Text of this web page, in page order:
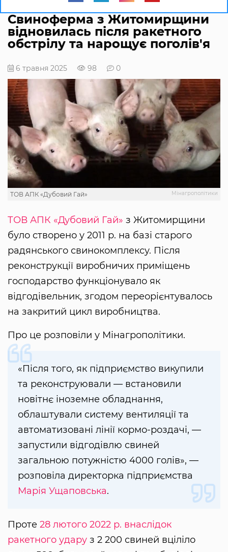
Свиноферма з Житомирщини
відновилась після ракетного
обстрілу та нарощує поголів'я
6 травня 2025 98 0
Мінагрополітики
ТОВ АПК «Дубовий Гай»
ТОВ АПК «Дубовий Гай» з Житомирщини
було створено у 2011 р. на базі старого
радянського свинокомплексу. Після
реконструкції виробничих приміщень
господарство функціонувало як
відгодівельник, згодом переорієнтувалось
на закритий цикл виробництва.
Про це розповіли у Мінагрополітики.
«Після того, як підприємство викупили
та реконструювали — встановили
новітнє іноземне обладнання,
облаштували систему вентиляції та
автоматизовані лінії кормо-роздачі, —
запустили відгодівлю свиней
загальною потужністю 4000 голів», —
розповіла директорка підприємства
Марія Ущаповська.
Проте 28 лютого 2022 р. внаслідок
ракетного удару з 2 200 свиней вціліло